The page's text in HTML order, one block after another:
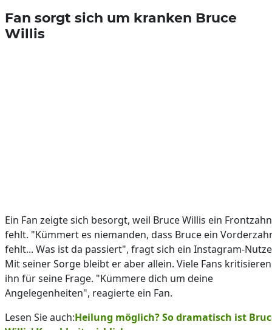
Fan sorgt sich um kranken Bruce
Willis
Ein Fan zeigte sich besorgt, weil Bruce Willis ein Frontzahn
fehlt. "Kümmert es niemanden, dass Bruce ein
fehlt... Was ist da passiert", fragt sich ein Instagram-
Mit seiner Sorge bleibt er aber allein. Viele Fans kritisieren
ihn für seine Frage. "Kümmere dich um deine
Angelegenheiten", reagierte ein Fan.
Lesen Sie auch:Heilung möglich? So dramatisch ist